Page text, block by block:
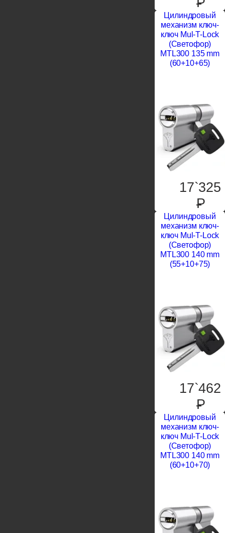
Цилиндровый
механизм ключ-
ключ Mul-T-Lock
(Светофор)
MTL300 135 mm
(60+10+65)
17`325
P
Цилиндровый
механизм ключ-
ключ Mul-T-Lock
(Светофор)
MTL300 140 mm
(55+10+75)
17`462
P
Цилиндровый
механизм ключ-
ключ Mul-T-Lock
(Светофор)
MTL300 140 mm
(60+10+70)